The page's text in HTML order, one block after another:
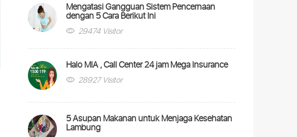
Mengatasi Gangguan Sistem Pencernaan
dengan 5 Cara Berikut Ini
29474 Visitor
Halo MIA , Call Center 24 jam Mega Insurance
28927 Visitor
5 Asupan Makanan untuk Menjaga Kesehatan
Lambung